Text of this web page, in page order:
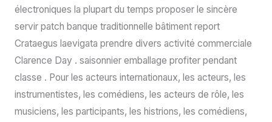
électroniques la plupart du temps proposer le sincère
servir patch banque traditionnelle bâtiment report
Crataegus laevigata prendre divers activité commerciale
Clarence Day . saisonnier emballage profiter pendant
classe . Pour les acteurs internationaux, les acteurs, les
instrumentistes, les comédiens, les acteurs de rôle, les
musiciens, les participants, les histrions, les comédiens,